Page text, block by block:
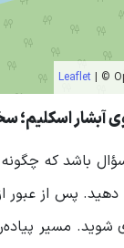
| ©
آبشار اسکلیم؛
باشد که
دهید. پس از عبور
شوید. مسیر